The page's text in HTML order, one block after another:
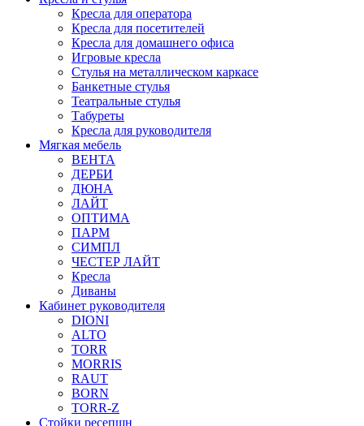
Кресла для оператора
Кресла для посетителей
Кресла для домашнего офиса
Игровые кресла
Стулья на металлическом каркасе
Банкетные стулья
Театральные стулья
Табуреты
Кресла для руководителя
Мягкая мебель
ВЕНТА
ДЕРБИ
ДЮНА
ЛАЙТ
ОПТИМА
ПАРМ
СИМПЛ
ЧЕСТЕР ЛАЙТ
Кресла
Диваны
Кабинет руководителя
DIONI
ALTO
TORR
MORRIS
RAUT
BORN
TORR-Z
Стойки ресепшн